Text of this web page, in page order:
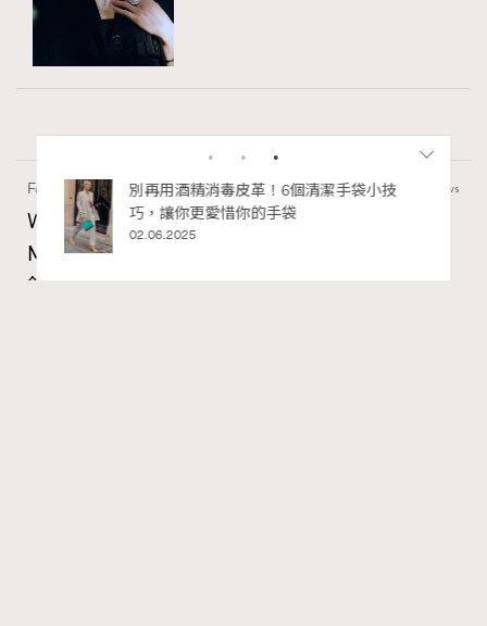
Fashion 130 views
Watches and Wonders 2026: CHANEL全新
Mademoiselle Privé Bouton Lion獅子系列戒指
錶與長頸鏈錶